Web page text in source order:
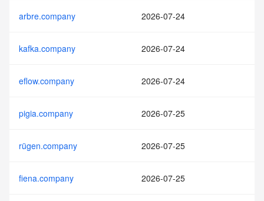
9字
arbre.company 2026-07-24
kafka.company 2026-07-24
eflow.company 2026-07-24
pigia.company 2026-07-25
rügen.company 2026-07-25
fiena.company 2026-07-25